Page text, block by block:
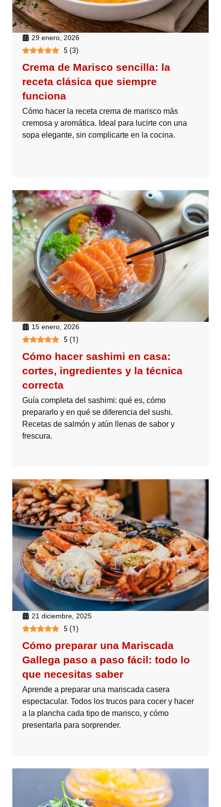
29 enero, 2026
5 (3)
Crema de Marisco sencilla: la
receta clásica que siempre
funciona
Cómo hacer la receta crema de marisco más
cremosa y aromática. Ideal para lucirte con una
sopa elegante, sin complicarte en la cocina.
15 enero, 2026
5 (1)
Cómo hacer sashimi en casa:
cortes, ingredientes y la técnica
correcta
Guía completa del sashimi: qué es, cómo
prepararlo y en qué se diferencia del sushi.
Recetas de salmón y atún llenas de sabor y
frescura.
21 diciembre, 2025
5 (1)
Cómo preparar una Mariscada
Gallega paso a paso fácil: todo lo
que necesitas saber
Aprende a preparar una mariscada casera
espectacular. Todos los trucos para cocer y hacer
a la plancha cada tipo de marisco, y cómo
presentarla para sorprender.